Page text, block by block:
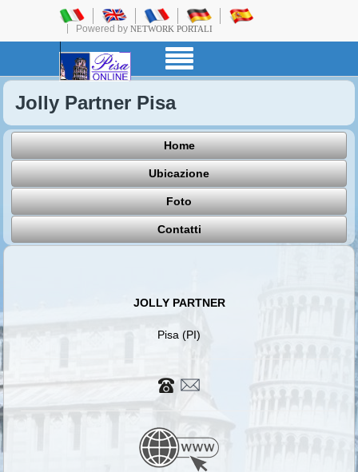
Powered by NETWORK PORTALI
Jolly Partner Pisa
Home
Ubicazione
Foto
Contatti
JOLLY PARTNER
Pisa (PI)